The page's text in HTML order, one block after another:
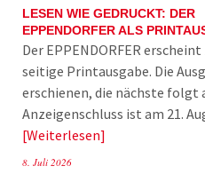
LESEN WIE GEDRUCKT: DER
EPPENDORFER ALS
Der EPPENDORFER
seitige Printausgabe. Die
erschienen, die nächste folgt
Anzeigenschluss ist am 21.
Weiterlesen
8. Juli 2026